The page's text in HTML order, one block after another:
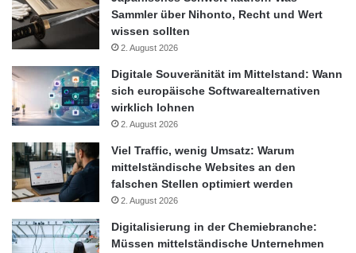
Sammler über Nihonto, Recht und Wert
wissen sollten
2. August 2026
Digitale Souveränität im Mittelstand: Wann
sich europäische Softwarealternativen
wirklich lohnen
2. August 2026
Viel Traffic, wenig Umsatz: Warum
mittelständische Websites an den
falschen Stellen optimiert werden
2. August 2026
Digitalisierung in der Chemiebranche:
Müssen mittelständische Unternehmen